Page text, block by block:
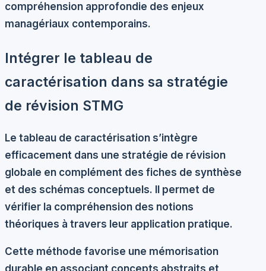
compréhension approfondie des enjeux
managériaux contemporains.
Intégrer le tableau de
caractérisation dans sa stratégie
de révision STMG
Le tableau de caractérisation s’intègre
efficacement dans une stratégie de révision
globale en complément des fiches de synthèse
et des schémas conceptuels. Il permet de
vérifier la compréhension des notions
théoriques à travers leur application pratique.
Cette méthode favorise une mémorisation